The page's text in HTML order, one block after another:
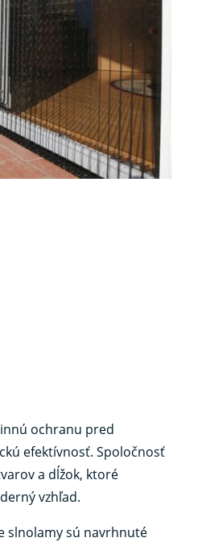
ochranu pred
efektívnosť. Spoločnosť
a dĺžok, ktoré
vzhľad.
slnolamy sú navrhnuté